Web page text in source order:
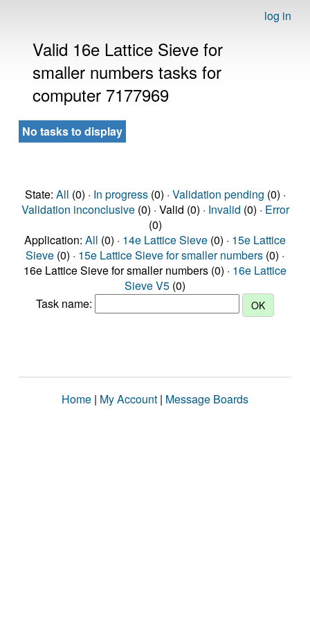
log in
Valid 16e Lattice Sieve for
smaller numbers tasks for
computer 7177969
No tasks to display
State: All (0) · In progress(0) · Validation pending (0) ·
Validation inconclusive(0) · Valid (0) · Invalid (0) · Error
(0)
Application: All (0) · 14e Lattice Sieve (0) · 15e Lattice
Sieve (0) · 15e Lattice Sieve for smaller numbers (0) ·
16e Lattice Sieve for smaller numbers (0) · 16e Lattice
Sieve V5 (0)
Task name:
Home | My Account | Message Boards